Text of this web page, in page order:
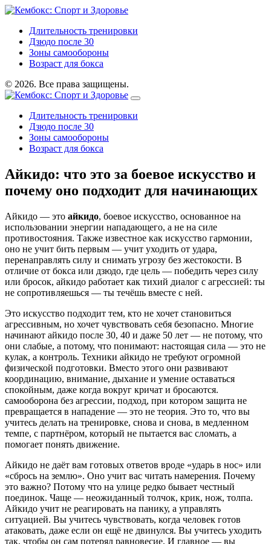
Длительность тренировки
Дзюдо после 30
Зоны самообороны
Возраст для бокса
© 2026. Все права защищены.
Длительность тренировки
Дзюдо после 30
Зоны самообороны
Возраст для бокса
Айкидо: что это за боевое искусство и
почему оно подходит для начинающих
Айкидо — это айкидо, боевое искусство, основанное на
использовании энергии нападающего, а не на силе
противостояния. Также известное как искусство гармонии,
оно не учит бить первым — учит уходить от удара,
перенаправлять силу и снимать угрозу без жестокости. В
отличие от бокса или дзюдо, где цель — победить через силу
или бросок, айкидо работает как тихий диалог с агрессией: ты
не сопротивляешься — ты течёшь вместе с ней.
Это искусство подходит тем, кто не хочет становиться
агрессивным, но хочет чувствовать себя безопасно. Многие
начинают айкидо после 30, 40 и даже 50 лет — не потому, что
они слабые, а потому, что понимают: настоящая сила — это не
кулак, а контроль. Техники айкидо не требуют огромной
физической подготовки. Вместо этого они развивают
координацию, внимание, дыхание и умение оставаться
спокойным, даже когда вокруг кричат и бросаются.
самооборона без агрессии, подход, при котором защита не
превращается в нападение — это не теория. Это то, что вы
учитесь делать на тренировке, снова и снова, в медленном
темпе, с партнёром, который не пытается вас сломать, а
помогает понять движение.
Айкидо не даёт вам готовых ответов вроде «ударь в нос» или
«сбрось на землю». Оно учит вас читать намерения. Почему
это важно? Потому что на улице редко бывает честный
поединок. Чаще — неожиданный толчок, крик, нож, толпа.
Айкидо учит не реагировать на панику, а управлять
ситуацией. Вы учитесь чувствовать, когда человек готов
атаковать, даже если он ещё не двинулся. Вы учитесь уходить
так, чтобы он сам потерял равновесие. И главное — вы